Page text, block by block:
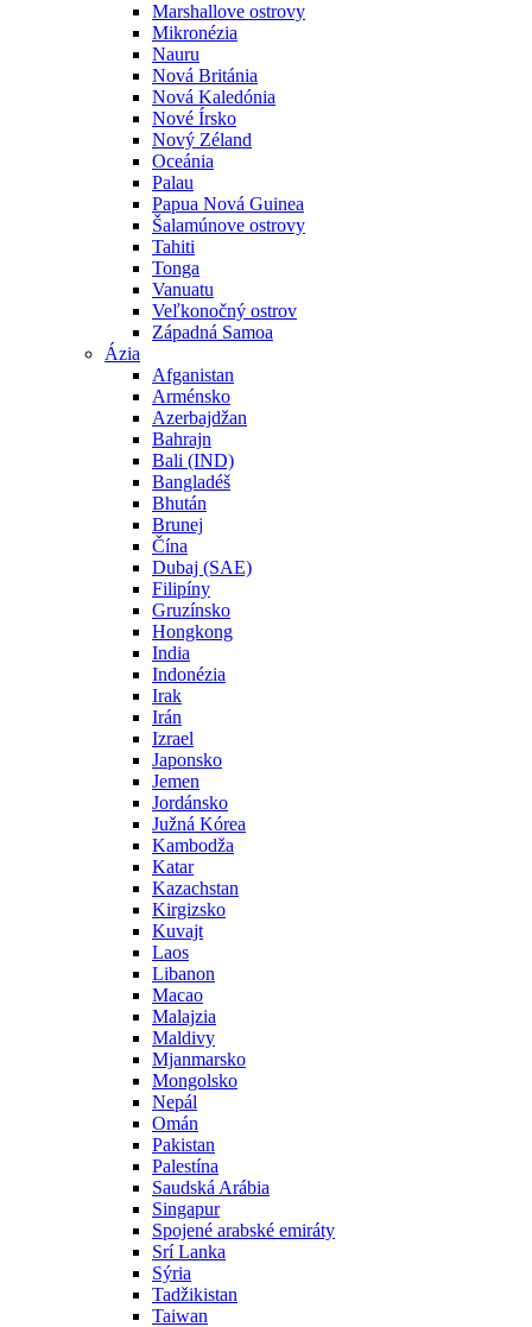
Marshallove ostrovy
Mikronézia
Nauru
Nová Británia
Nová Kaledónia
Nové Írsko
Nový Zéland
Oceánia
Palau
Papua Nová Guinea
Šalamúnove ostrovy
Tahiti
Tonga
Vanuatu
Veľkonočný ostrov
Západná Samoa
Ázia
Afganistan
Arménsko
Azerbajdžan
Bahrajn
Bali (IND)
Bangladéš
Bhután
Brunej
Čína
Dubaj (SAE)
Filipíny
Gruzínsko
Hongkong
India
Indonézia
Irak
Irán
Izrael
Japonsko
Jemen
Jordánsko
Južná Kórea
Kambodža
Katar
Kazachstan
Kirgizsko
Kuvajt
Laos
Libanon
Macao
Malajzia
Maldivy
Mjanmarsko
Mongolsko
Nepál
Omán
Pakistan
Palestína
Saudská Arábia
Singapur
Spojené arabské emiráty
Srí Lanka
Sýria
Tadžikistan
Taiwan